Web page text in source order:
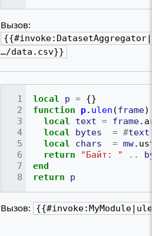
Вызов:
…/data.csv}}
local p = {}
function
p. ulen (frame)
local
text = frame.
local
bytes = #text
local
chars = mw.
return
"Байт: " ..
end
return
p
Вызов: